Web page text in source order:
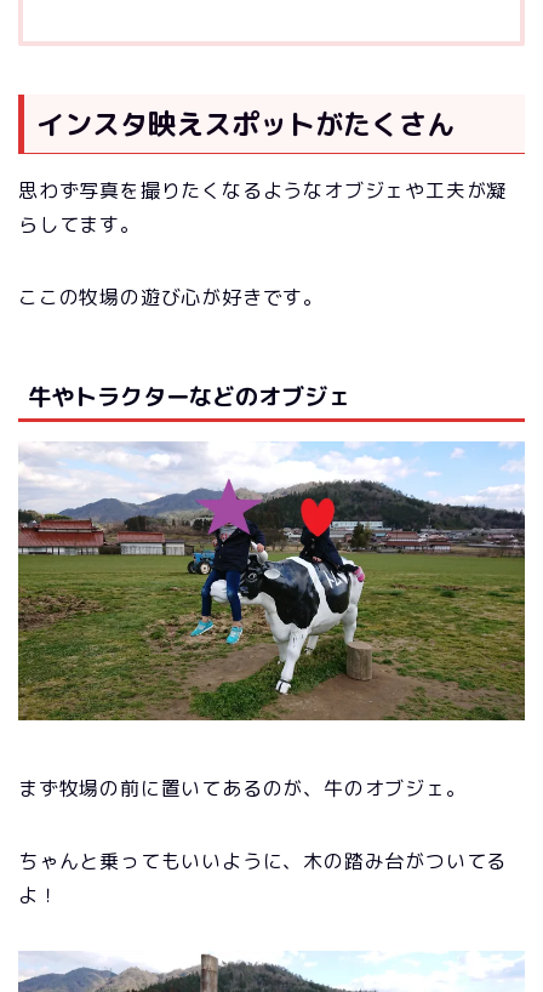
インスタ映えスポットがたくさん
思わず写真を撮りたくなるようなオブジェや工夫が凝
らしてます。
ここの牧場の遊び心が好きです。
牛やトラクターなどのオブジェ
まず牧場の前に置いてあるのが、牛のオブジェ。
ちゃんと乗ってもいいように、木の踏み台がついてる
よ！